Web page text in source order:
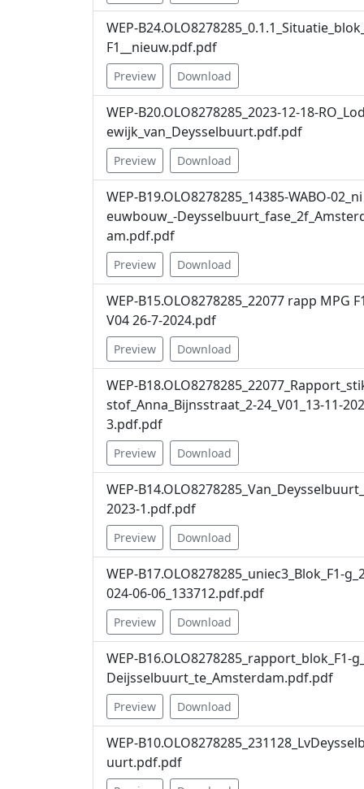
WEP-B24.OLO8278285_0.1.1_Situatie_blok_
F1__nieuw.pdf.pdf
Preview Download
WEP-B20.OLO8278285_2023-12-18-RO_Lod
ewijk_van_Deysselbuurt.pdf.pdf
Preview Download
WEP-B19.OLO8278285_14385-WABO-02_ni
euwbouw_-
am.pdf.pdf
Preview Download
WEP-B15.OLO8278285_22077 rapp MPG F1
V04 26-7-2024.pdf
Preview Download
WEP-
stof_Anna_Bijnsstraat_2-24_V01_13-11-202
3.pdf.pdf
Preview Download
WEP-B14.OLO8278285_Van_Deysselbuurt_
2023-1.pdf.pdf
Preview Download
WEP-B17.OLO8278285_uniec3_Blok_F1-
024-06-06_133712.pdf.pdf
Preview Download
WEP-B16.OLO8278285_rapport_blok_F1-g_
Deijsselbuurt_te_Amsterdam.pdf.pdf
Preview Download
WEP-B10.OLO8278285_231128_LvDeysselb
uurt.pdf.pdf